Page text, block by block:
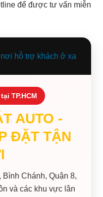
để được tư vấn miễn
TP.HCM
AUTO -
ĐẶT TẬN
Bình Chánh, Quận 8,
và các khu vực lân